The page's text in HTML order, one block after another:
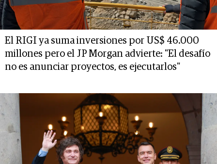
El RIGI ya suma inversiones por US$ 46.000
millones pero el JP Morgan advierte: "El desafío
no es anunciar proyectos, es ejecutarlos"